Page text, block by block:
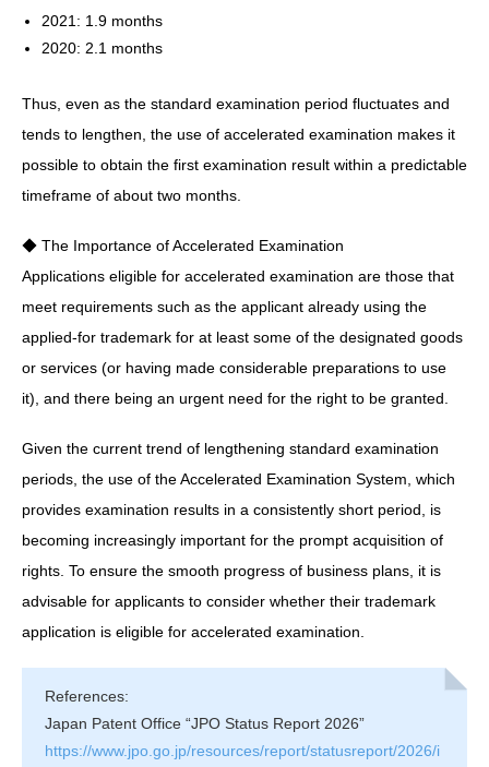
2021: 1.9 months
2020: 2.1 months
Thus, even as the standard examination period fluctuates and
tends to lengthen, the use of accelerated examination makes it
possible to obtain the first examination result within a predictable
timeframe of about two months.
◆ The Importance of Accelerated Examination
Applications eligible for accelerated examination are those that
meet requirements such as the applicant already using the
applied-for trademark for at least some of the designated goods
or services (or having made considerable preparations to use
it), and there being an urgent need for the right to be granted.
Given the current trend of lengthening standard examination
periods, the use of the Accelerated Examination System, which
provides examination results in a consistently short period, is
becoming increasingly important for the prompt acquisition of
rights. To ensure the smooth progress of business plans, it is
advisable for applicants to consider whether their trademark
application is eligible for accelerated examination.
References:
Japan Patent Office “JPO Status Report 2026”
https://www.jpo.go.jp/resources/report/statusreport/2026/i